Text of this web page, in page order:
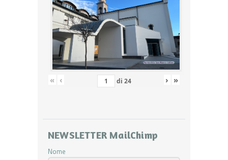
« ‹ di 24 › »
NEWSLETTER MailChimp
Nome